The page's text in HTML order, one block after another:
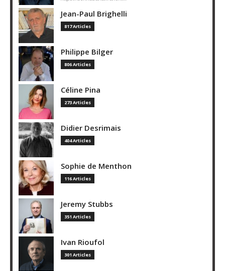
Jean-Paul Brighelli
817 Articles
Philippe Bilger
806 Articles
Céline Pina
273 Articles
Didier Desrimais
404 Articles
Sophie de Menthon
116 Articles
Jeremy Stubbs
351 Articles
Ivan Rioufol
301 Articles